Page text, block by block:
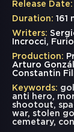
Release Date:
Duration: 161
Writers:
Incrocci,
Production:
Arturo
Constantin
Keywords:
anti hero,
shootout,
war, stolen
cemetary,